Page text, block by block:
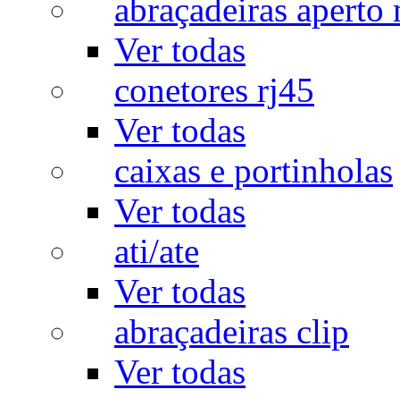
abraçadeiras aperto
Ver todas
conetores rj45
Ver todas
caixas e portinholas
Ver todas
ati/ate
Ver todas
abraçadeiras clip
Ver todas